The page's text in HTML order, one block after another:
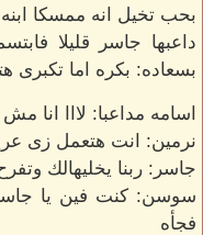
بحب تخيل انه ممسكا ابنه
داعبها جاسر قليلا
بسعاده: بكره اما تكبرى
اسامه مداعبا: لااا انا
نرمين: انت هتعمل زى
جاسر: ربنا يخليهالك
سوسن: كنت فين يا
فجأه